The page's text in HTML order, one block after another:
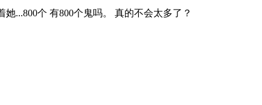
...800个 有800个鬼吗。 真的不会太多了？